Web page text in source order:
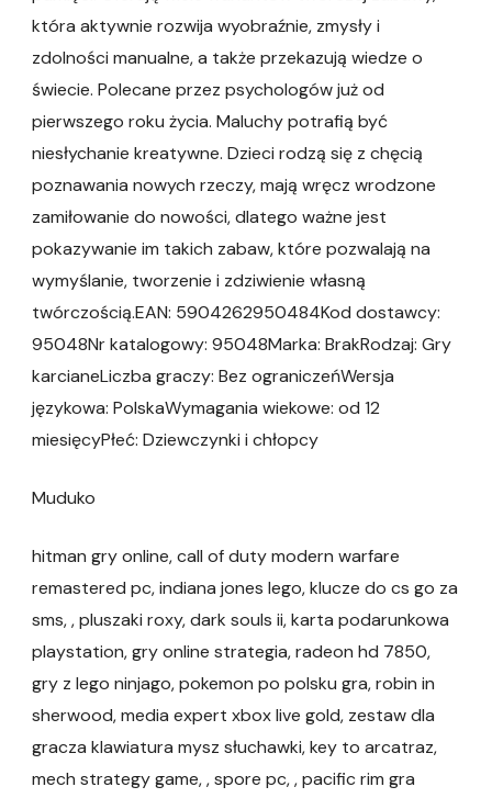
która aktywnie rozwija wyobraźnie, zmysły i
zdolności manualne, a także przekazują wiedze o
świecie. Polecane przez psychologów już od
pierwszego roku życia. Maluchy potrafią być
niesłychanie kreatywne. Dzieci rodzą się z chęcią
poznawania nowych rzeczy, mają wręcz wrodzone
zamiłowanie do nowości, dlatego ważne jest
pokazywanie im takich zabaw, które pozwalają na
wymyślanie, tworzenie i zdziwienie własną
twórczością.EAN: 5904262950484Kod dostawcy:
95048Nr katalogowy: 95048Marka: BrakRodzaj: Gry
karcianeLiczba graczy: Bez ograniczeńWersja
językowa: PolskaWymagania wiekowe: od 12
miesięcyPłeć: Dziewczynki i chłopcy
Muduko
hitman gry online, call of duty modern warfare
remastered pc, indiana jones lego, klucze do cs go za
sms, , pluszaki roxy, dark souls ii, karta podarunkowa
playstation, gry online strategia, radeon hd 7850,
gry z lego ninjago, pokemon po polsku gra, robin in
sherwood, media expert xbox live gold, zestaw dla
gracza klawiatura mysz słuchawki, key to arcatraz,
mech strategy game, , spore pc, , pacific rim gra